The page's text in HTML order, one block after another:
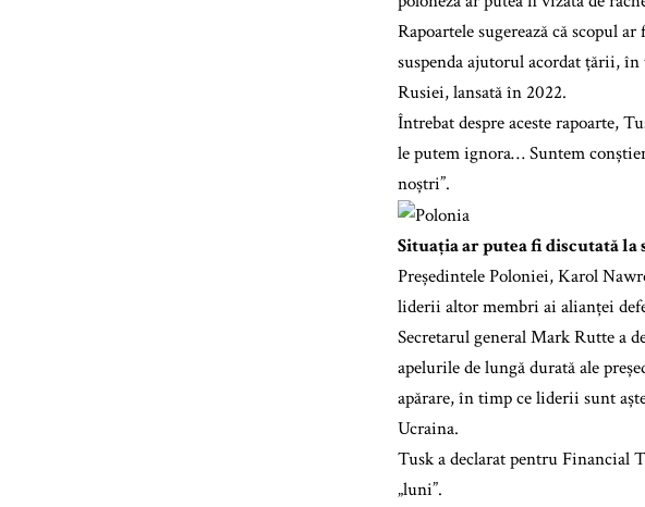
Rapoartele sugerează că scopul
suspenda ajutorul acordat țării,
Rusiei, lansată în 2022.
Întrebat despre aceste rapoarte,
le putem ignora… Suntem
noștri”.
Situația ar putea fi discutată
Președintele Poloniei, Karol
liderii altor membri ai alianței
Secretarul general Mark Rutte a
apelurile de lungă durată ale
apărare, în timp ce liderii sunt
Ucraina.
Tusk a declarat pentru Financial
„luni”.